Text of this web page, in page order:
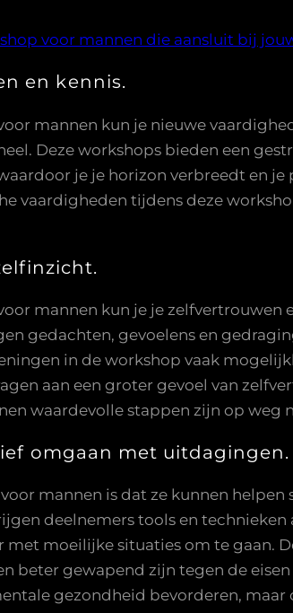
voor mannen die aansluit bij
en kennis.
mannen kun je nieuwe
Deze workshops bieden een
je je horizon verbreedt en
vaardigheden tijdens deze
mannen kun je je
gedachten, gevoelens en
in de workshop vaak
aan een groter gevoel van
waardevolle stappen zijn op weg
omgaan met uitdagingen.
mannen is dat ze kunnen
deelnemers tools en
met moeilijke situaties om te gaan.
beter gewapend zijn tegen de
gezondheid bevorderen,